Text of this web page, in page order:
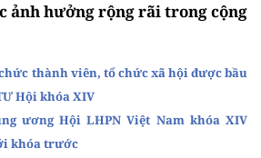
ảnh hưởng rộng rãi trong cộng
thành viên, tổ chức xã hội được bầu
Hội khóa XIV
ương Hội LHPN Việt Nam khóa XIV
khóa trước